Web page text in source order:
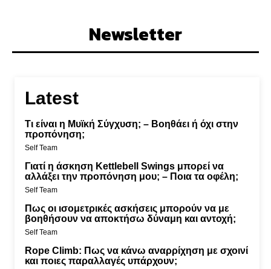
Newsletter
Latest
Τι είναι η Μυϊκή Σύγχυση; – Βοηθάει ή όχι στην
προπόνηση;
Self Team
Γιατί η άσκηση Kettlebell Swings μπορεί να
αλλάξει την προπόνηση μου; – Ποια τα οφέλη;
Self Team
Πως οι ισομετρικές ασκήσεις μπορούν να με
βοηθήσουν να αποκτήσω δύναμη και αντοχή;
Self Team
Rope Climb: Πως να κάνω αναρρίχηση με σχοινί
και ποιες παραλλαγές υπάρχουν;